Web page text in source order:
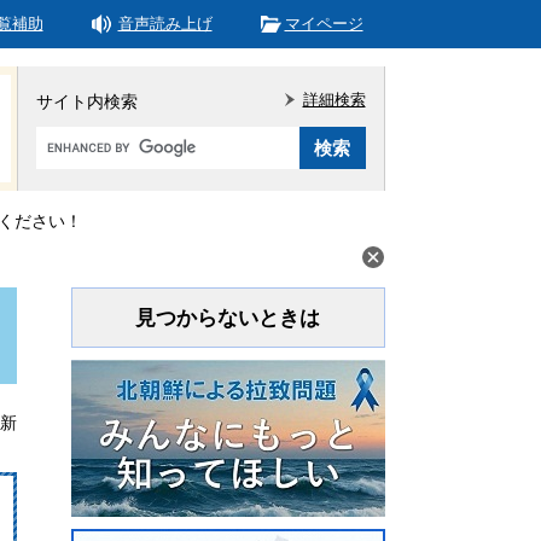
補助 音声読み上げ マイページ
サイト内検索
Google
タ
ム
詳細検索
ださい！
見つからないときは